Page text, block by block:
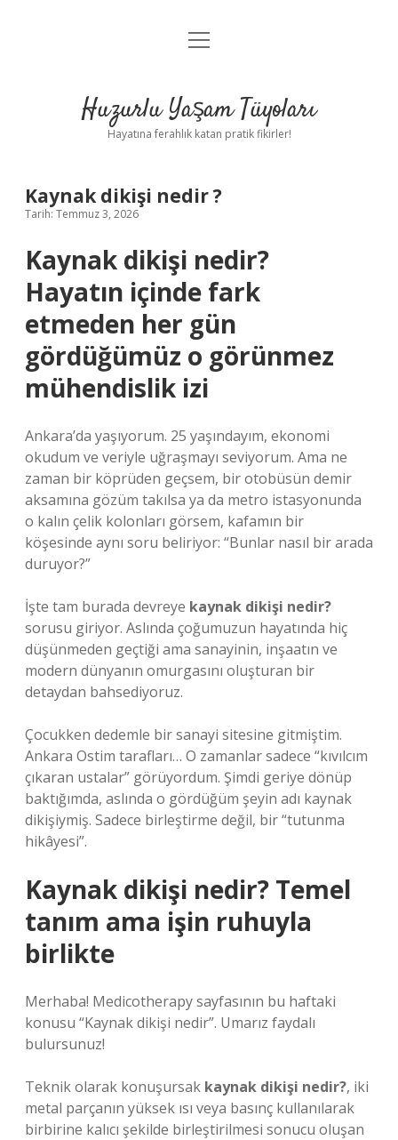
Anasayfa
Yasal Uyarı
menüyü
Huzurlu Yaşam Tüyoları
Hayatına ferahlık katan pratik fikirler!
Kaynak dikişi nedir ?
Tarih: Temmuz 3, 2026
Kaynak dikişi nedir?
Hayatın içinde fark
etmeden her gün
gördüğümüz o görünmez
mühendislik izi
Ankara’da yaşıyorum. 25 yaşındayım, ekonomi
okudum ve veriyle uğraşmayı seviyorum. Ama ne
zaman bir köprüden geçsem, bir otobüsün demir
aksamına gözüm takılsa ya da metro istasyonunda
o kalın çelik kolonları görsem, kafamın bir
köşesinde aynı soru beliriyor: “Bunlar nasıl bir arada
duruyor?”
İşte tam burada devreye kaynak dikişi nedir?
sorusu giriyor. Aslında çoğumuzun hayatında hiç
düşünmeden geçtiği ama sanayinin, inşaatın ve
modern dünyanın omurgasını oluşturan bir
detaydan bahsediyoruz.
Çocukken dedemle bir sanayi sitesine gitmiştim.
Ankara Ostim tarafları… O zamanlar sadece “kıvılcım
çıkaran ustalar” görüyordum. Şimdi geriye dönüp
baktığımda, aslında o gördüğüm şeyin adı kaynak
dikişiymiş. Sadece birleştirme değil, bir “tutunma
hikâyesi”.
Kaynak dikişi nedir? Temel
tanım ama işin ruhuyla
birlikte
Merhaba! Medicotherapy sayfasının bu haftaki
konusu “Kaynak dikişi nedir”. Umarız faydalı
bulursunuz!
Teknik olarak konuşursak kaynak dikişi nedir?, iki
metal parçanın yüksek ısı veya basınç kullanılarak
birbirine kalıcı şekilde birleştirilmesi sonucu oluşan